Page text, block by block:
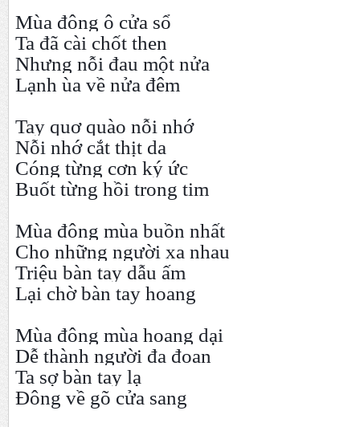
Mùa đông ô cửa sổ
Ta đã cài chốt then
Nhưng nỗi đau một nửa
Lạnh ùa về nửa đêm
Tay quơ quào nỗi nhớ
Nỗi nhớ cắt thịt da
Cóng từng cơn ký ức
Buốt từng hồi trong tim
Mùa đông mùa buồn nhất
Cho những người xa nhau
Triệu bàn tay dẫu ấm
Lại chờ bàn tay hoang
Mùa đông mùa hoang dại
Dễ thành người đa đoan
Ta sợ bàn tay lạ
Đông về gõ cửa sang